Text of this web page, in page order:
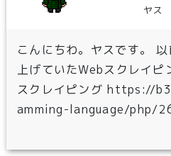
ヤ
こんにちわ。ヤスです。
上げていたWebスクレイ
スクレイピング https://
amming-language/